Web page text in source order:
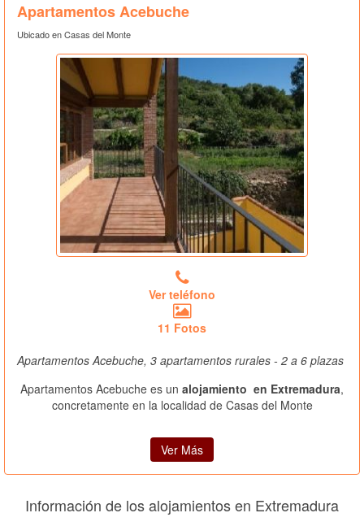
Apartamentos Acebuche
Ubicado en Casas del Monte
Ver teléfono
11 Fotos
Apartamentos Acebuche, 3 apartamentos rurales - 2 a 6 plazas
Apartamentos Acebuche es un alojamiento en Extremadura,
concretamente en la localidad de Casas del Monte
Ver Más
Información de los alojamientos en Extremadura